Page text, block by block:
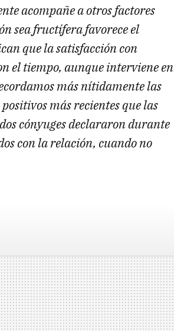
acompañe a otros factores
sea fructífera favorece el
que la satisfacción con
el tiempo, aunque interviene en
más nítidamente las
más recientes que las
cónyuges declararon durante
con la relación, cuando no